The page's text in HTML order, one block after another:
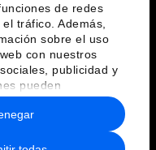
de redes
tráfico. Además,
sobre el uso
con nuestros
publicidad y
pueden
información que les
o que hayan
uso que haya